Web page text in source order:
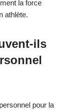
mettre